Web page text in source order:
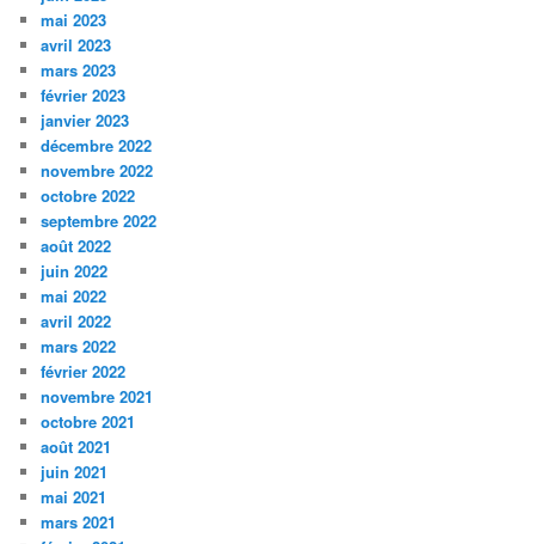
mai 2023
avril 2023
mars 2023
février 2023
janvier 2023
décembre 2022
novembre 2022
octobre 2022
septembre 2022
août 2022
juin 2022
mai 2022
avril 2022
mars 2022
février 2022
novembre 2021
octobre 2021
août 2021
juin 2021
mai 2021
mars 2021